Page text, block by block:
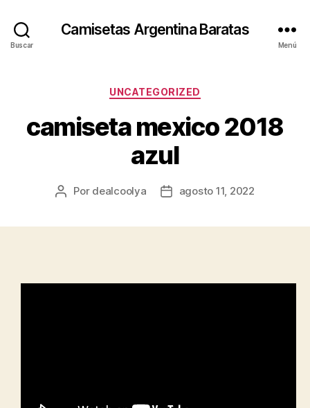
Buscar
Camisetas Argentina Baratas
Menú
Categorías
UNCATEGORIZED
camiseta mexico 2018
azul
Autor
Por dealcoolya
Fechaagosto 11, 2022